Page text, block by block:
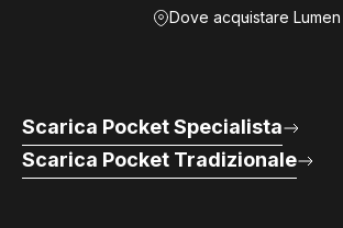
Dove acquistare Lumen
Scarica Pocket Specialista
Scarica Pocket Tradizionale